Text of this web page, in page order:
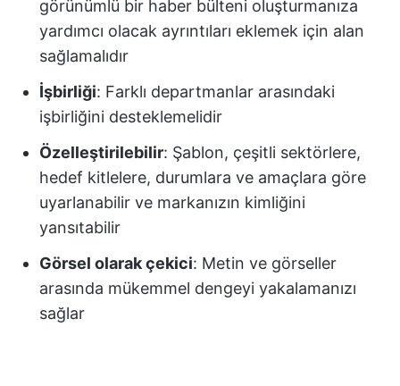
görünümlü bir haber bülteni oluşturmanıza
yardımcı olacak ayrıntıları eklemek için alan
sağlamalıdır
İşbirliği: Farklı departmanlar arasındaki
işbirliğini desteklemelidir
Özelleştirilebilir: Şablon, çeşitli sektörlere,
hedef kitlelere, durumlara ve amaçlara göre
uyarlanabilir ve markanızın kimliğini
yansıtabilir
Görsel olarak çekici: Metin ve görseller
arasında mükemmel dengeyi yakalamanızı
sağlar